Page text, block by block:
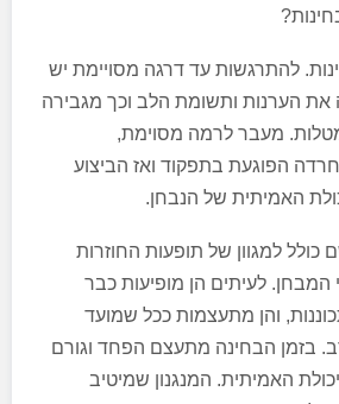
להתרגשות עד דרגה מסויימת יש
את הערנות ותשומת הלב וכך מגבירה
מעבר לרמה מסוימת,
הפוגעת בתפקוד ואז הביצוע
האמיתית של הנבחן.
למגוון של תופעות החוזרות
המבחן. לעיתים הן מופיעות כבר
והן מתעצמות ככל שמועד
בזמן הבחינה מתעצם הפחד וגורם
האמיתית. המנגנון שמיטיב